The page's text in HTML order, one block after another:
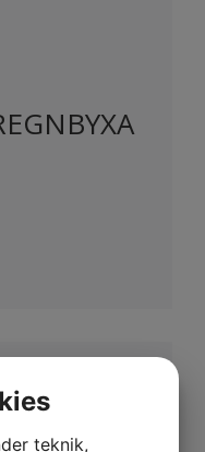
skyddar
teknik,